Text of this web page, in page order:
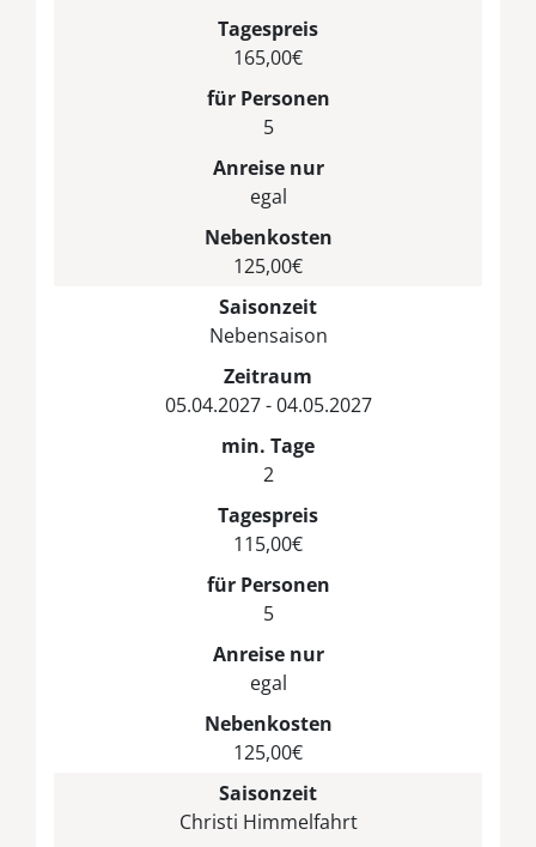
Tagespreis
165,00€
für Personen
5
Anreise nur
egal
Nebenkosten
125,00€
Saisonzeit
Nebensaison
Zeitraum
05.04.2027 - 04.05.2027
min. Tage
2
Tagespreis
115,00€
für Personen
5
Anreise nur
egal
Nebenkosten
125,00€
Saisonzeit
Christi Himmelfahrt